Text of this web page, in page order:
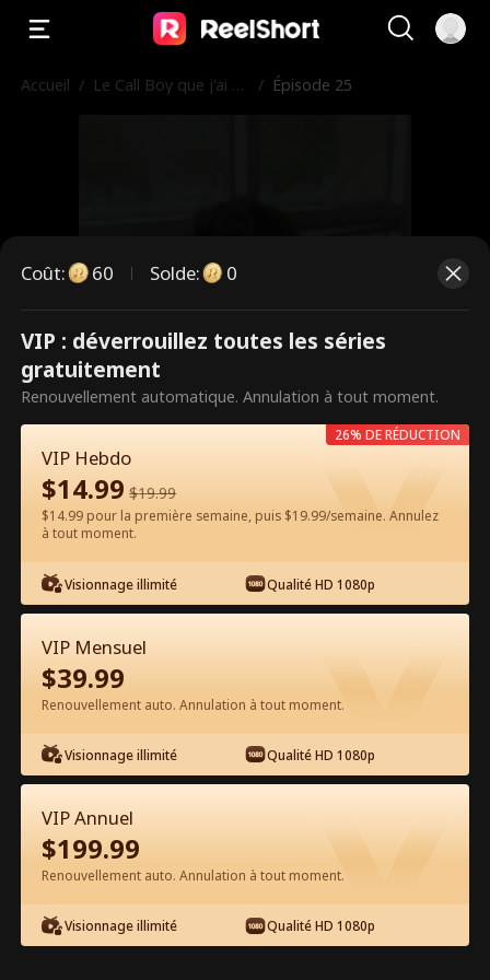
Accueil / Le Call Boy que j'ai re
/ Épisode 25
Ce sont des épisodes payants.
Débloquez pour regarder.
60 Débloquer maintenant
Épisode 25 - Le Call Boy que j'ai
rencontré à Paris Film complet
0-49 50-78 Tous les épisodes
25
Coût: 60 Solde: 0
VIP : déverrouillez toutes les séries
gratuitement
Renouvellement automatique. Annulation à tout moment.
VIP Hebdo
$14.99 $19.99
$14.99 pour la première semaine, puis $19.99/semaine. Annulez
à tout moment.
Visionnage illimité Qualité HD 1080p
26% DE RÉDUCTION
VIP Mensuel
$39.99
Renouvellement auto. Annulation à tout moment.
Visionnage illimité Qualité HD 1080p
VIP Annuel
$199.99
Renouvellement auto. Annulation à tout moment.
Visionnage illimité Qualité HD 1080p